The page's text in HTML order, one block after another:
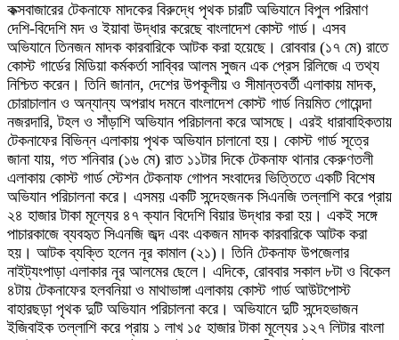
কক্সবাজারের টেকনাফে মাদকের বিরুদ্ধে পৃথক চারটি অভিযানে বিপুল পরিমাণ
দেশি-বিদেশি মদ ও ইয়াবা উদ্ধার করেছে বাংলাদেশ কোস্ট গার্ড। এসব
অভিযানে তিনজন মাদক কারবারিকে আটক করা হয়েছে। রোববার (১৭ মে) রাতে
কোস্ট গার্ডের মিডিয়া কর্মকর্তা সাব্বির আলম সুজন এক প্রেস রিলিজে এ তথ্য
নিশ্চিত করেন। তিনি জানান, দেশের উপকূলীয় ও সীমান্তবর্তী এলাকায় মাদক,
চোরাচালান ও অন্যান্য অপরাধ দমনে বাংলাদেশ কোস্ট গার্ড নিয়মিত গোয়েন্দা
নজরদারি, টহল ও সাঁড়াশি অভিযান পরিচালনা করে আসছে। এরই ধারাবাহিকতায়
টেকনাফের বিভিন্ন এলাকায় পৃথক অভিযান চালানো হয়। কোস্ট গার্ড সূত্রে
জানা যায়, গত শনিবার (১৬ মে) রাত ১১টার দিকে টেকনাফ থানার কেরুণতলী
এলাকায় কোস্ট গার্ড স্টেশন টেকনাফ গোপন সংবাদের ভিত্তিতে একটি বিশেষ
অভিযান পরিচালনা করে। এসময় একটি সন্দেহজনক সিএনজি তল্লাশি করে প্রায়
২৪ হাজার টাকা মূল্যের ৪৭ ক্যান বিদেশি বিয়ার উদ্ধার করা হয়। একই সঙ্গে
পাচারকাজে ব্যবহৃত সিএনজি জব্দ এবং একজন মাদক কারবারিকে আটক করা
হয়। আটক ব্যক্তি হলেন নূর কামাল (২১)। তিনি টেকনাফ উপজেলার
নাইট্যংপাড়া এলাকার নূর আলমের ছেলে। এদিকে, রোববার সকাল ৮টা ও বিকেল
৪টায় টেকনাফের হলবনিয়া ও মাথাভাঙ্গা এলাকায় কোস্ট গার্ড আউটপোস্ট
বাহারছড়া পৃথক দুটি অভিযান পরিচালনা করে। অভিযানে দুটি সন্দেহভাজন
ইজিবাইক তল্লাশি করে প্রায় ১ লাখ ১৫ হাজার টাকা মূল্যের ১২৭ লিটার বাংলা